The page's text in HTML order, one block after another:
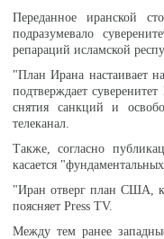
Переданное иранской
подразумевало
репараций исламской
"План Ирана настаивает
подтверждает
снятия санкций и
телеканал.
Также, согласно
касается
"Иран отверг план США,
поясняет Press TV.
Между тем ранее